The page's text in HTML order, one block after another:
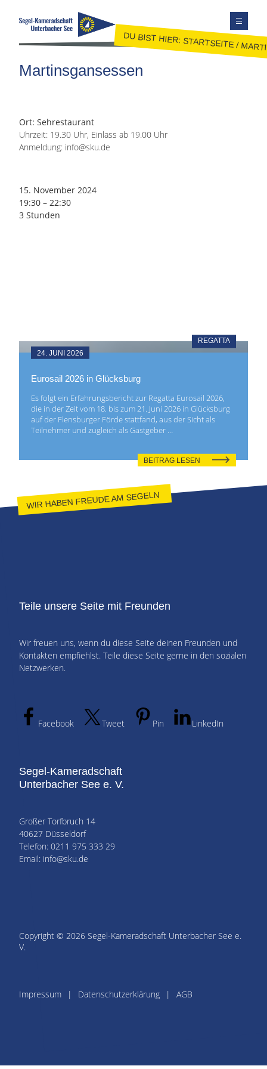
AUSBILDUNG
JOLLENSEGELN
FAHRTENSEGELN
SEITE DURCHSUCHEN
FACEBOOK
DU BIST HIER:STARTSEITE/
Martinsgansessen
Ort: Sehrestaurant
Uhrzeit: 19.30 Uhr, Einlass ab 19.00 Uhr
Anmeldung: info@sku.de
15. November 2024
19:30 – 22:30
3 Stunden
REGATTA
24. JUNI 2026
Eurosail 2026 in Glücksburg
Es folgt ein Erfahrungsbericht zur Regatta Eurosail 2026,
die in der Zeit vom 18. bis zum 21. Juni 2026 in Glücksburg
auf der Flensburger Förde stattfand, aus der Sicht als
Teilnehmer und zugleich als Gastgeber …
BEITRAG LESEN
WIR HABEN FREUDE AM SEGELN
Teile unsere Seite mit Freunden
Wir freuen uns, wenn du diese Seite deinen Freunden und
Kontakten empfiehlst. Teile diese Seite gerne in den sozialen
Netzwerken.
Facebook Tweet Pin LinkedIn
Segel-Kameradschaft
Unterbacher See e. V.
Großer Torfbruch 14
40627 Düsseldorf
Telefon: 0211 975 333 29
Email: info@sku.de
Copyright © 2026 Segel-Kameradschaft Unterbacher See e.
V.
Impressum Datenschutzerklärung AGB